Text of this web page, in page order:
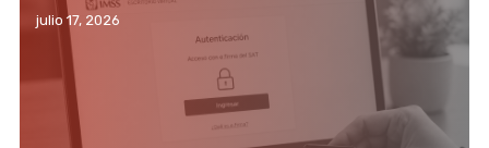
julio 17, 2026